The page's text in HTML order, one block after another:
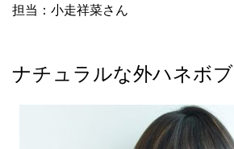
担当：小走祥菜さん
ナチュラルな外ハネボブ